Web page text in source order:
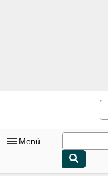
Pasar al contenido principal
Menú